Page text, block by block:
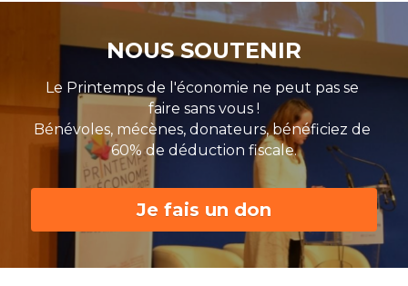
NOUS SOUTENIR
Le Printemps de l'économie ne peut pas se
faire sans vous !
Bénévoles, mécènes, donateurs, bénéficiez de
60% de déduction fiscale.
Je fais un don